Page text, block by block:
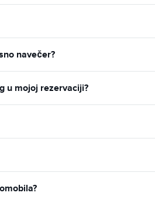
navečer?
u mojoj rezervaciji?